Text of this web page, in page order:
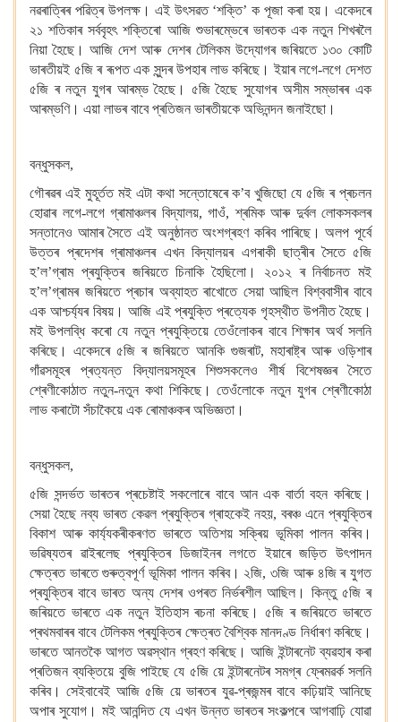
নৱৰাত্ৰিৰ পৱিত্ৰ উপলক্ষ। এই উৎসৱত ‘শক্তি’ ক পূজা কৰা হয়। একেদৰে
২১ শতিকাৰ সৰ্ববৃহৎ শক্তিৰো আজি শুভাৰম্ভেৰে ভাৰতক এক নতুন শিখৰলৈ
নিয়া হৈছে। আজি দেশ আৰু দেশৰ টেলিকম উদ্যোগৰ জৰিয়তে ১৩০ কোটি
ভাৰতীয়ই ৫জি ৰ ৰূপত এক সুন্দৰ উপহাৰ লাভ কৰিছে। ইয়াৰ লগে-লগে দেশত
৫জি ৰ নতুন যুগৰ আৰম্ভ হৈছে। ৫জি হৈছে সুযোগৰ অসীম সম্ভাৰৰ এক
আৰম্ভণি। এয়া লাভৰ বাবে প্ৰতিজন ভাৰতীয়কে অভিনন্দন জনাইছো।
বন্ধুসকল,
গৌৰৱৰ এই মুহূৰ্তত মই এটা কথা সন্তোষেৰে ক’ব খুজিছো যে ৫জি ৰ প্ৰচলন
হোৱাৰ লগে-লগে গ্ৰামাঞ্চলৰ বিদ্যালয়, গাওঁ, শ্ৰমিক আৰু দুৰ্বল লোকসকলৰ
সন্তানেও আমাৰ সৈতে এই অনুষ্ঠানত অংশগ্ৰহণ কৰিব পাৰিছে। অলপ পূৰ্বে
উত্তৰ প্ৰদেশৰ গ্ৰামাঞ্চলৰ এখন বিদ্যালয়ৰ এগৰাকী ছাত্ৰীৰ সৈতে ৫জি
হ’ল’গ্ৰাম প্ৰযুক্তিৰ জৰিয়তে চিনাকি হৈছিলো। ২০১২ ৰ নিৰ্বাচনত মই
হ’ল’গ্ৰামৰ জৰিয়তে প্ৰচাৰ অব্যাহত ৰাখোতে সেয়া আছিল বিশ্ববাসীৰ বাবে
এক আশ্চৰ্য্যৰ বিষয়। আজি এই প্ৰযুক্তি প্ৰত্যেক গৃহস্থীত উপনীত হৈছে।
মই উপলব্ধি কৰো যে নতুন প্ৰযুক্তিয়ে তেওঁলোকৰ বাবে শিক্ষাৰ অৰ্থ সলনি
কৰিছে। একেদৰে ৫জি ৰ জৰিয়তে আনকি গুজৰাট, মহাৰাষ্ট্ৰ আৰু ওড়িশাৰ
গাঁৱসমূহৰ প্ৰত্যন্ত
বিদ্যালয়সমূহৰ শিশুসকলেও শীৰ্ষ বিশেষজ্ঞৰ সৈতে
শ্ৰেণীকোঠাত নতুন-নতুন কথা শিকিছে। তেওঁলোকে নতুন যুগৰ শ্ৰেণীকোঠা
লাভ কৰাটো সঁচাকৈয়ে এক ৰোমাঞ্চকৰ অভিজ্ঞতা।
বন্ধুসকল,
৫জি সন্দৰ্ভত ভাৰতৰ প্ৰচেষ্টাই সকলোৰে বাবে আন এক বাৰ্তা বহন কৰিছে।
সেয়া হৈছে নব্য ভাৰত কেৱল প্ৰযুক্তিৰ গ্ৰাহকেই নহয়, বৰঞ্চ এনে প্ৰযুক্তিৰ
বিকাশ আৰু কাৰ্য্যকৰীকৰণত ভাৰতে অতিশয় সক্ৰিয় ভূমিকা পালন কৰিব।
ভৱিষ্যতৰ ৱাইৰলেছ প্ৰযুক্তিৰ ডিজাইনৰ লগতে ইয়াৰে জড়িত উৎপাদন
ক্ষেত্ৰত ভাৰতে গুৰুত্বপূৰ্ণ ভূমিকা পালন কৰিব। ২জি, ৩জি আৰু ৪জি ৰ যুগত
প্ৰযুক্তিৰ বাবে ভাৰত অন্য দেশৰ ওপৰত নিৰ্ভৰশীল আছিল। কিন্তু ৫জি ৰ
জৰিয়তে ভাৰতে এক নতুন ইতিহাস ৰচনা কৰিছে। ৫জি ৰ জৰিয়তে ভাৰতে
প্ৰথমবাৰৰ বাবে টেলিকম প্ৰযুক্তিৰ ক্ষেত্ৰত বৈশ্বিক মানদণ্ড নিৰ্ধাৰণ কৰিছে।
ভাৰতে আনতকৈ আগত অৱস্থান গ্ৰহণ কৰিছে। আজি ইন্টাৰনেট ব্যৱহাৰ কৰা
প্ৰতিজন ব্যক্তিয়ে বুজি পাইছে যে ৫জি য়ে ইন্টাৰনেটৰ সমগ্ৰ ফ্ৰেমৱৰ্ক সলনি
কৰিব। সেইবাবেই আজি ৫জি য়ে ভাৰতৰ যুৱ-প্ৰজন্মৰ বাবে কঢ়িয়াই আনিছে
অপাৰ সুযোগ। মই আনন্দিত যে এখন উন্নত ভাৰতৰ সংকল্পৰে আগবাঢ়ি যোৱা